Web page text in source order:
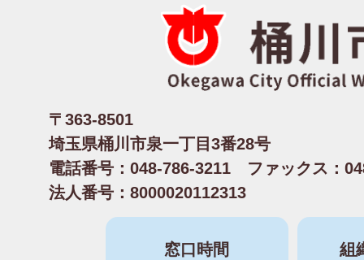
〒363-8501
埼玉県桶川市泉一丁目3番28号
電話番号：048-786-3211 ファックス：
法人番号：8000020112313
窓口時間 組